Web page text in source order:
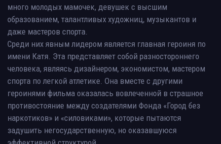
много молодых мамочек, девушек с высшим
образованием, талантливых художниц, музыкантов и
даже мастеров спорта.
Среди них явным лидером является главная героиня по
имени Катя. Эта представляет собой разностороннего
человека, являясь дизайнером, экономистом, мастером
спорта по легкой атлетике. Она вместе с другими
героинями фильма оказалась вовлеченной в страшное
противостояние между создателями Фонда «Город без
наркотиков» и «силовиками», которые пытаются
задушить негосударственную, но оказавшуюся